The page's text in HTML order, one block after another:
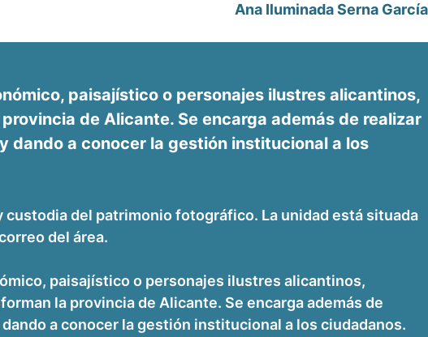
Ana Iluminada Serna García
paisajístico o personajes ilustres alicantinos,
de Alicante. Se encarga además de realizar
dando a conocer la gestión institucional a los
del patrimonio fotográfico. La unidad está situada
del área.
paisajístico o personajes ilustres alicantinos,
la provincia de Alicante. Se encarga además de
a conocer la gestión institucional a los ciudadanos.